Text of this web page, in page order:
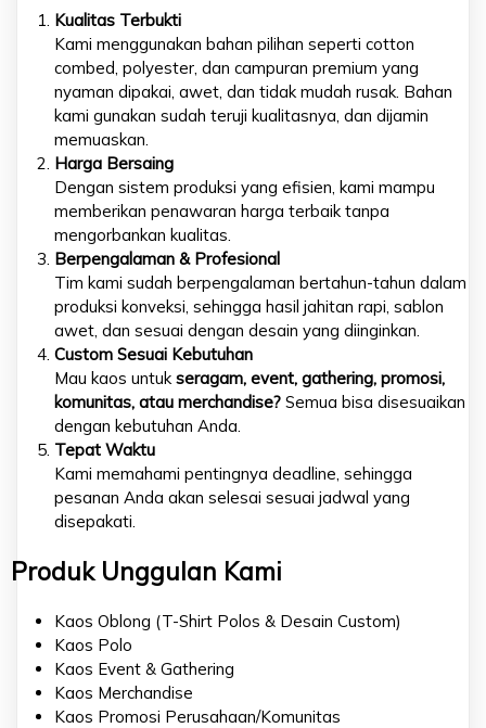
Kualitas Terbukti
Kami menggunakan bahan pilihan seperti cotton
combed, polyester, dan campuran premium yang
nyaman dipakai, awet, dan tidak mudah rusak. Bahan
kami gunakan sudah teruji kualitasnya, dan dijamin
memuaskan.
Harga Bersaing
Dengan sistem produksi yang efisien, kami mampu
memberikan penawaran harga terbaik tanpa
mengorbankan kualitas.
Berpengalaman & Profesional
Tim kami sudah berpengalaman bertahun-tahun dalam
produksi konveksi, sehingga hasil jahitan rapi, sablon
awet, dan sesuai dengan desain yang diinginkan.
Custom Sesuai Kebutuhan
Mau kaos untuk seragam, event, gathering, promosi,
komunitas, atau merchandise? Semua bisa disesuaikan
dengan kebutuhan Anda.
Tepat Waktu
Kami memahami pentingnya deadline, sehingga
pesanan Anda akan selesai sesuai jadwal yang
disepakati.
Produk Unggulan Kami
Kaos Oblong (T-Shirt Polos & Desain Custom)
Kaos Polo
Kaos Event & Gathering
Kaos Merchandise
Kaos Promosi Perusahaan/Komunitas